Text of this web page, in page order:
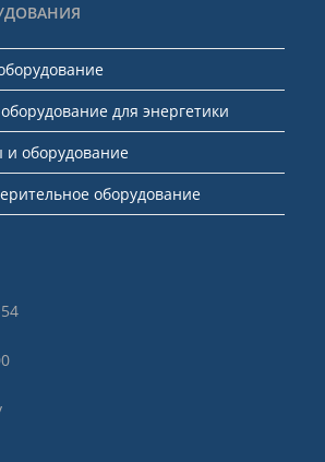
для энергетики
оборудование
оборудование